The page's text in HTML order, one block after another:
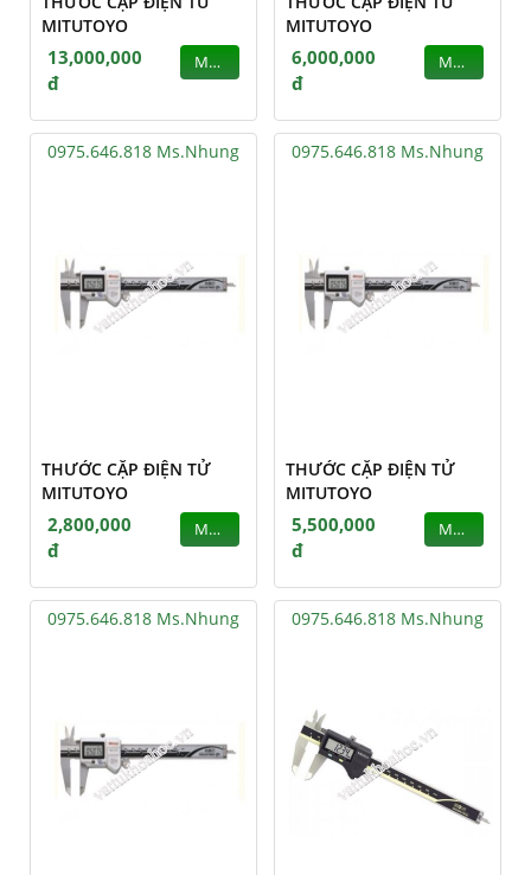
MITUTOYO
13,000,000
đ
MUA
MITUTOYO
6,000,000
đ
MUA
0975.646.818 Ms.Nhung
THƯỚC CẶP ĐIỆN TỬ
MITUTOYO
2,800,000
đ
MUA
0975.646.818 Ms.Nhung
THƯỚC CẶP ĐIỆN TỬ
MITUTOYO
5,500,000
đ
MUA
0975.646.818 Ms.Nhung 0975.646.818 Ms.Nhung